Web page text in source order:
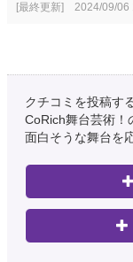
[最終更新] 2024/09/06
クチコミを投稿す
CoRich舞台芸術！
面白そうな舞台を